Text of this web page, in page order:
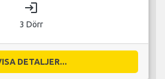
login
3 Dörr
DETALJER...